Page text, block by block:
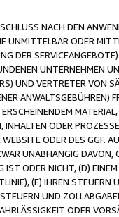
NACH DEN
UNMITTELBAR ODER
DER
UNTERNEHMEN
UND VERTRETER VON
INHALTEN ODER
ODER DES GGF.
UNABHÄNGIG
ODER NICHT, (D)
(E) IHREN
UND
ODER